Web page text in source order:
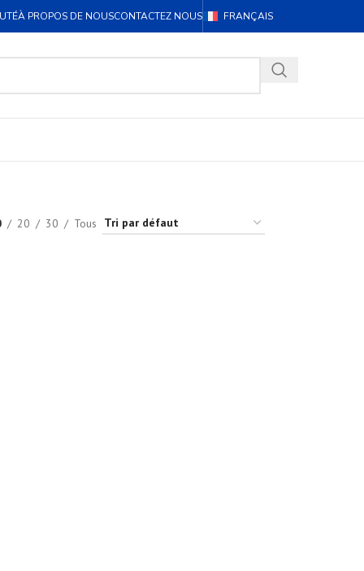
À PROPOS DE NOUSCONTACTEZ NOUS FRANÇAIS
20 30 Tous